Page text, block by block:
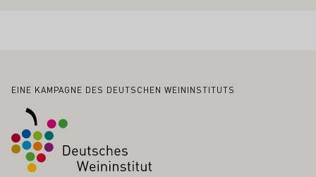
Fußbereich
EINE KAMPAGNE DES DEUTSCHEN WEININSTITUTS